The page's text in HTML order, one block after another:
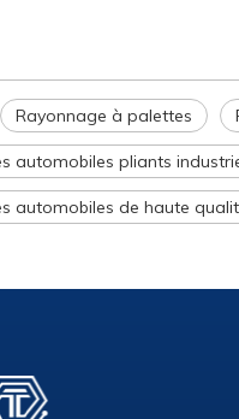
Rayonnage à palettes
automobiles pliants
automobiles de haute